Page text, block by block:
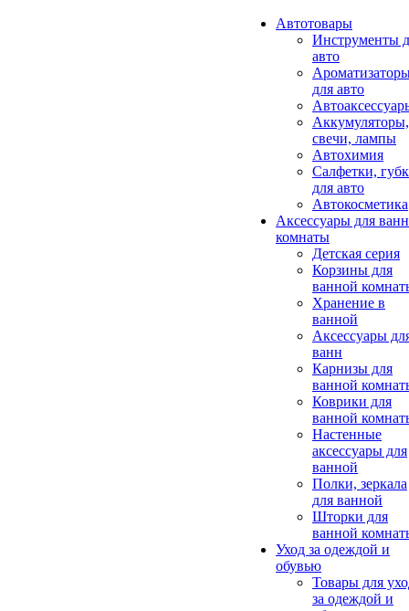
Автотовары
Инструменты
авто
для авто
Аккумуляторы,
свечи, лампы
Автохимия
Салфетки,
для авто
Автокосметика
Аксессуары для
комнаты
Детская серия
Корзины для
ванной
Хранение в
ванной
Аксессуары
ванн
Карнизы для
ванной
Коврики для
ванной
Настенные
аксессуары для
ванной
Полки, зеркала
для ванной
Шторки для
ванной
Уход за одеждой и
обувью
Товары для
за одеждой и